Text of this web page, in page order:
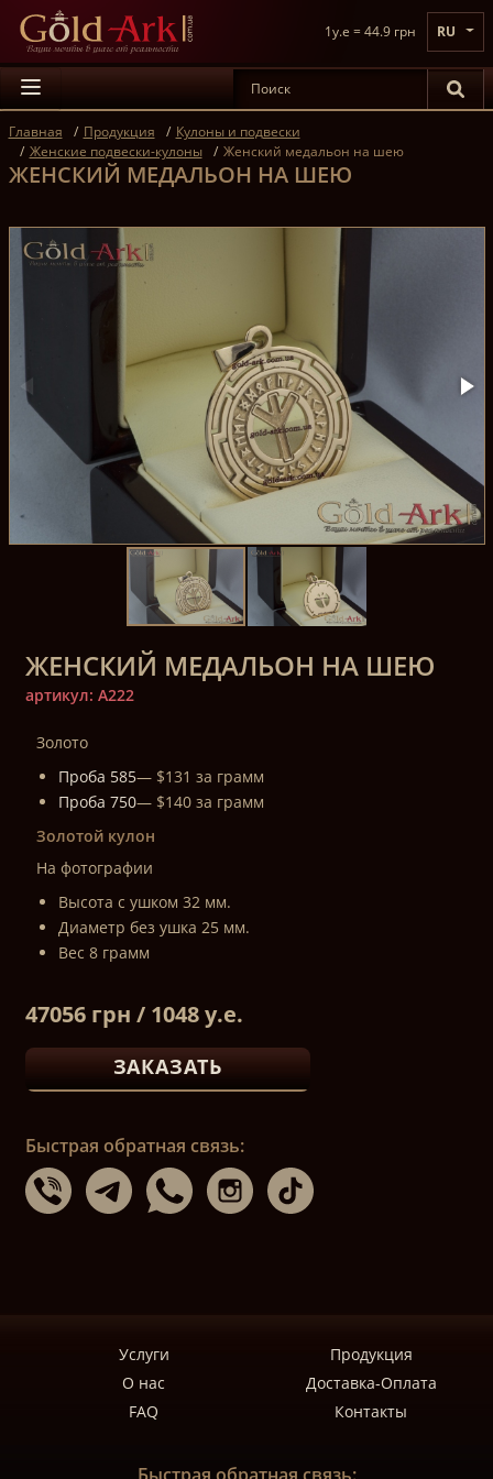
RU
1y.e = 44.9 грн
Главная Продукция
Кулоны и подвески
Женские подвески-кулоны
Женский медальон на шею
ЖЕНСКИЙ МЕДАЛЬОН НА ШЕЮ
ЖЕНСКИЙ МЕДАЛЬОН НА ШЕЮ
артикул: A222
Золото
Проба 585— $131 за грамм
Проба 750— $140 за грамм
Золотой кулон
На фотографии
Высота с ушком 32 мм.
Диаметр без ушка 25 мм.
Вес 8 грамм
47056 грн / 1048 у.е.
ЗАКАЗАТЬ
Быстрая обратная связь:
Услуги
Продукция
О нас
Доставка-Оплата
FAQ
Контакты